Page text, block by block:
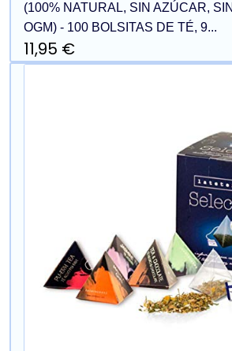
(100% NATURAL, SIN AZÚCAR,
OGM) - 100 BOLSITAS DE TÉ, 9...
11,95 €